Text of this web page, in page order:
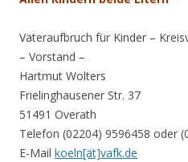
Väteraufbruch für Kinder –
– Vorstand –
Hartmut Wolters
Frielinghausener Str. 37
51491 Overath
Telefon (02204) 9596458 oder
E-Mail koeln[ät]vafk.de